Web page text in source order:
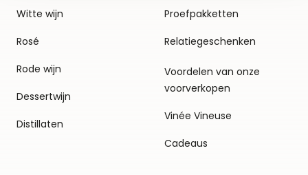
Witte wijn
Rosé
Rode wijn
Dessertwijn
Distillaten
Proefpakketten
Relatiegeschenken
Voordelen van onze
voorverkopen
Vinée Vineuse
Cadeaus